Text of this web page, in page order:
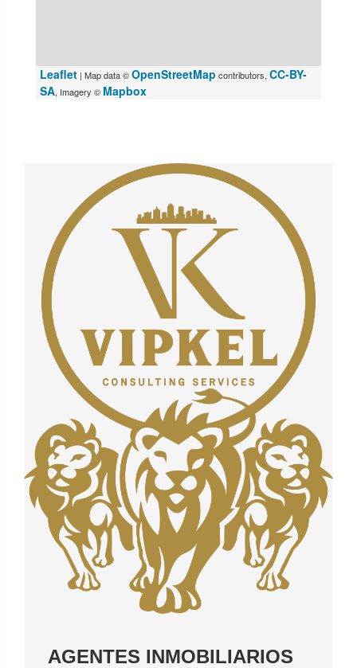
Leaflet | Map data ©OpenStreetMap contributors, CC-BY-
SA, Imagery © Mapbox
AGENTES INMOBILIARIOS